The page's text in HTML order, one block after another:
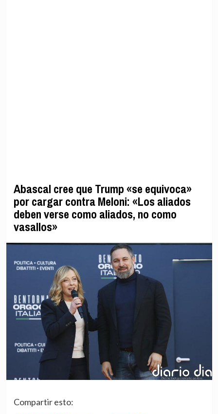
Abascal cree que Trump «se equivoca»
por cargar contra Meloni: «Los aliados
deben verse como aliados, no como
vasallos»
Compartir esto: